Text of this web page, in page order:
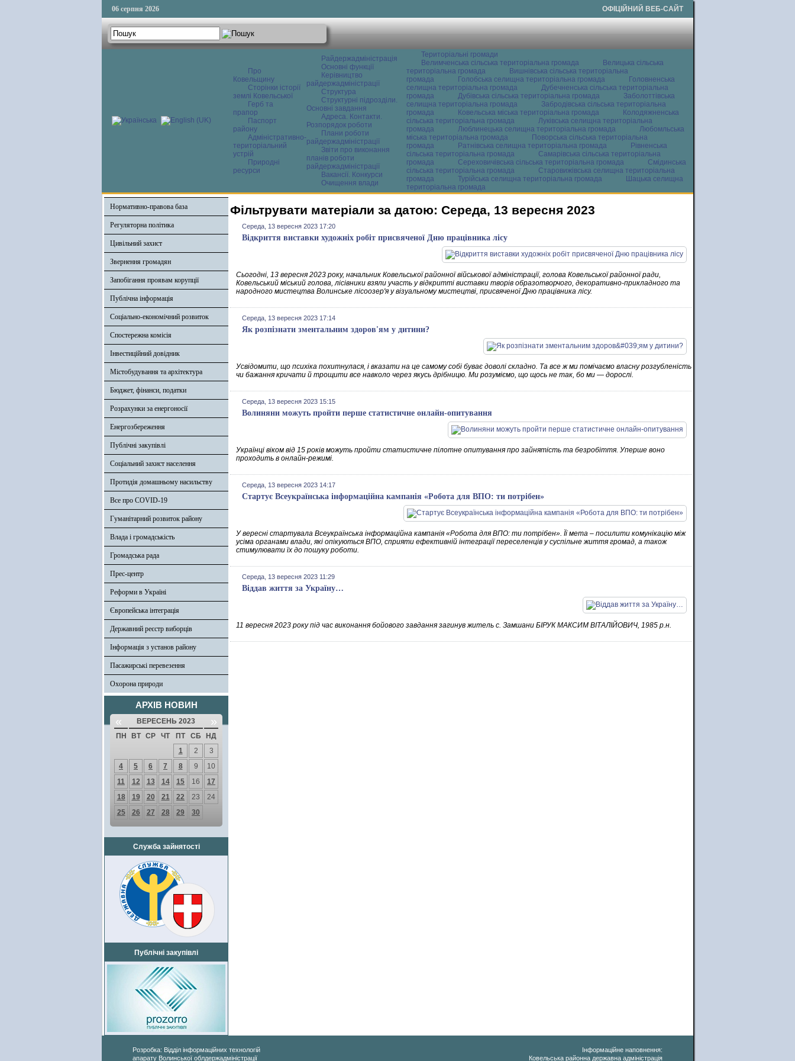
06 серпня 2026 ОФІЦІЙНИЙ ВЕБ-САЙТ
Про
Ковельщину
Сторінки історії
землі Ковельської
Герб та
прапор
Паспорт
району
Адміністративно-
територіальний
устрій
Природні
ресурси
Райдержадміністрація
Основні функції
Керівництво
райдержадміністрації
Структура
Структурні підрозділи.
Основні завдання
Адреса. Контакти.
Розпорядок роботи
Плани роботи
райдержадміністрації
Звіти про виконання
планів роботи
райдержадміністрації
Вакансії. Конкурси
Очищення влади
Територіальні громади
Велимченська сільська територіальна громада
Велицька сільська
територіальна громада
Вишнівська сільська територіальна
громада
Голобська селищна територіальна громада
Головненська
селищна територіальна громада
Дубечненська сільська територіальна
громада
Дубівська сільська територіальна громада
Заболоттівська
селищна територіальна громада
Забродівська сільська територіальна
громада
Ковельська міська територіальна громада
Колодяжненська
сільська територіальна громада
Луківська селищна територіальна
громада
Люблинецька селищна територіальна громада
Любомльська
міська територіальна громада
Поворська сільська територіальна
громада
Ратнівська селищна територіальна громада
Рівненська
сільська територіальна громада
Самарівська сільська територіальна
громада
Сереховичівська сільська територіальна громада
Смідинська
сільська територіальна громада
Старовижівська селищна територіальна
громада
Турійська селищна територіальна громада
Шацька селищна
територіальна громада
Нормативно-правова база
Регуляторна політика
Цивільний захист
Звернення громадян
Запобігання проявам корупції
Публічна інформація
Соціально-економічний розвиток
Спостережна комісія
Інвестиційний довідник
Містобудування та архітектура
Бюджет, фінанси, податки
Розрахунки за енергоносії
Енергозбереження
Публічні закупівлі
Соціальний захист населення
Протидія домашньому насильству
Все про COVID-19
Гуманітарний розвиток району
Влада і громадськість
Громадська рада
Прес-центр
Реформи в Україні
Європейська інтеграція
Державний реєстр виборців
Інформація з установ району
Пасажирські перевезення
Охорона природи
АРХІВ НОВИН
« ВЕРЕСЕНЬ 2023 »
ПН ВТ СР ЧТ ПТ СБ
НД
1
2
3
4
5 6 7 8 9
10
11
12 13 14 15 16
17
18
19 20 21 22 23
24
25
26 27 28 29 30
Служба зайнятості
Публічні закупівлі
Фільтрувати матеріали за датою: Середа, 13 вересня 2023
Середа, 13 вересня 2023 17:20
Відкриття виставки художніх робіт присвяченої Дню працівника лісу
Сьогодні, 13 вересня 2023 року, начальник Ковельської районної військової адміністрації, голова Ковельської районної ради,
Ковельський міський голова, лісівники взяли участь у відкритті виставки творів образотворчого, декоративно-прикладного та
народного мистецтва Волинське лісоозер'я у візуальному мистецтві, присвяченої Дню працівника лісу.
Середа, 13 вересня 2023 17:14
Як розпізнати зментальним здоров'ям у дитини?
Усвідомити, що психіка похитнулася, і вказати на це самому собі буває доволі складно. Та все ж ми помічаємо власну розгубленість
чи бажання кричати й трощити все навколо через якусь дрібницю. Ми розуміємо, що щось не так, бо ми — дорослі.
Середа, 13 вересня 2023 15:15
Волиняни можуть пройти перше статистичне онлайн-опитування
Українці віком від 15 років можуть пройти статистичне пілотне опитування про зайнятість та безробіття. Уперше воно
проходить в онлайн-режимі.
Середа, 13 вересня 2023 14:17
Стартує Всеукраїнська інформаційна кампанія «Робота для ВПО: ти потрібен»
У вересні стартувала Всеукраїнська інформаційна кампанія «Робота для ВПО: ти потрібен». Її мета – посилити комунікацію між
усіма органами влади, які опікуються ВПО, сприяти ефективній інтеграції переселенців у суспільне життя громад, а також
стимулювати їх до пошуку роботи.
Середа, 13 вересня 2023 11:29
Віддав життя за Україну…
11 вересня 2023 року під час виконання бойового завдання загинув житель с. Замшани БІРУК МАКСИМ ВІТАЛІЙОВИЧ, 1985 р.н.
Розробка: Відділ інформаційних технологій
апарату Волинської облдержадміністрації
Інформаційне наповнення:
Ковельська районна державна адміністрація